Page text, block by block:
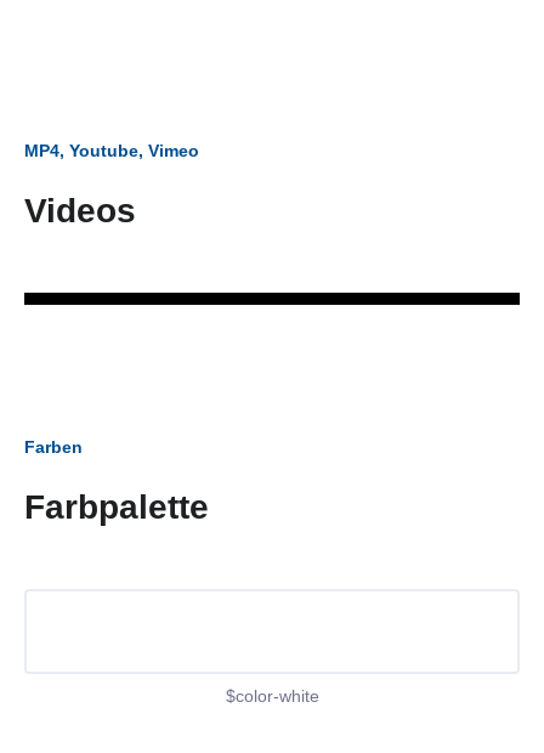
MP4, Youtube, Vimeo
Videos
Farben
Farbpalette
$color-white